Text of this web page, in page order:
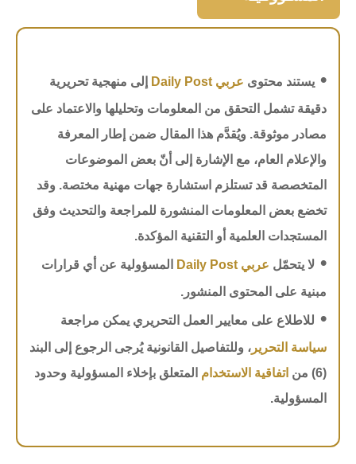
• يستند محتوى عربي Daily Post
إلى منهجية تحريرية
دقيقة تشمل التحقق من المعلومات وتحليلها والاعتماد على
مصادر موثوقة. ويُقدَّم هذا المقال ضمن إطار المعرفة
والإعلام العام، مع الإشارة إلى أنّ بعض الموضوعات
المتخصصة قد تستلزم استشارة جهات مهنية مختصة. وقد
تخضع بعض المعلومات المنشورة للمراجعة والتحديث وفق
المستجدات العلمية أو التقنية المؤكدة.
• لا يتحمّل عربي Daily Post
المسؤولية عن أي قرارات
مبنية على المحتوى المنشور.
• للاطلاع على معايير العمل التحريري يمكن مراجعة
سياسة التحرير ، وللتفاصيل القانونية يُرجى الرجوع إلى البند
(6) من
اتفاقية الاستخدام المتعلق بإخلاء المسؤولية وحدود
المسؤولية.